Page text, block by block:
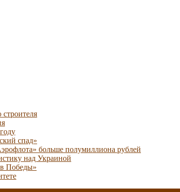
спад»
больше полумиллиона рублей
над Украиной
Победы»